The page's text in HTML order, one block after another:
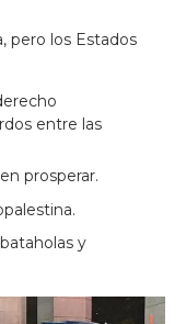
pero los Estados
entre las
prosperar.
y